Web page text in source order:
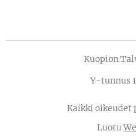
Kuopion
Y-tunnus
Kaikki oikeudet
Luotu